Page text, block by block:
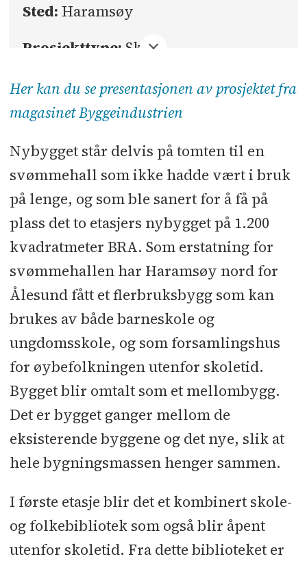
Sted: Haramsøy
Prosjekttype: Skole
Byggherre:Ålesund kommunale
eiendom
Arkitekt, landskapsarkitekt:
Norconsult
Totalentreprenør:Consto Midt-
Norge
1.200 kvadratmeter
Entreprisekostnad:Ca. 60 millioner
kroner eks. mva. (byggherres
kostnadsramme 87,6 mill. kr. inkl.
mva.)
Rådgivende ingeniører:RIB, RIBr,
RIA, RIBfy, RIVA: Norconsult
RISol: EL 24 Ensikol RIV: Nordvest
Miljø
Underentreprenører og
leverandører: Tømrer: Consto Midt-
NorgelBetongarbeid, gulvstøp: Hug
Her kan du se presentasjonen av prosjektet fra
magasinet Byggeindustrien
Nybygget står delvis på tomten til en
svømmehall som ikke hadde vært i bruk
på lenge, og som ble sanert for å få på
plass det to etasjers nybygget på 1.200
kvadratmeter BRA. Som erstatning for
svømmehallen har Haramsøy nord for
Ålesund fått et flerbruksbygg som kan
brukes av både barneskole og
ungdomsskole, og som forsamlingshus
for øybefolkningen utenfor skoletid.
Bygget blir omtalt som et mellombygg.
Det er bygget ganger mellom de
eksisterende byggene og det nye, slik at
hele bygningsmassen henger sammen.
I første etasje blir det et kombinert skole-
og folkebibliotek som også blir åpent
utenfor skoletid. Fra dette biblioteket er